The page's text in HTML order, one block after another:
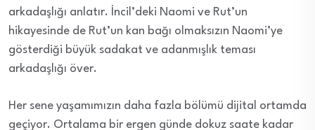
arkadaşlığı anlatır. İncil’deki Naomi ve Rut’un
hikayesinde de Rut’un kan bağı olmaksızın Naomi’ye
gösterdiği büyük sadakat ve adanmışlık teması
arkadaşlığı över.
Her sene yaşamımızın daha fazla bölümü dijital ortamda
geçiyor. Ortalama bir ergen günde dokuz saate kadar